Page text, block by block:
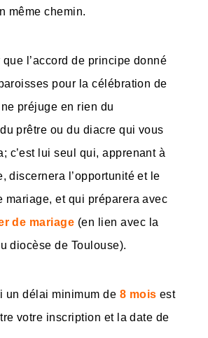
même chemin.
que l’accord de principe donné
pour la célébration de
préjuge en rien du
prêtre ou du diacre qui vous
c’est lui seul qui, apprenant à
discernera l’opportunité et le
mariage, et qui préparera avec
de mariage (en lien avec la
diocèse de Toulouse).
un délai minimum de 8 mois est
votre inscription et la date de